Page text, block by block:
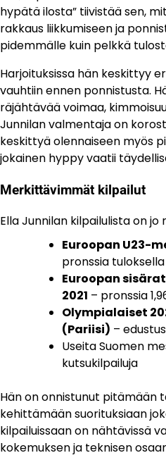
hypätä ilosta” tiivistää sen,
rakkaus liikkumiseen ja
pidemmälle kuin pelkkä
Harjoituksissa hän keskittyy
vauhtiin ennen ponnistusta.
räjähtävää voimaa,
Junnilan valmentaja on
keskittyä olennaiseen myös
jokainen hyppy vaatii
Merkittävimmät kilpailut
Ella Junnilan kilpailulista on
Euroopan U23-
pronssia tuloksella
Euroopan
2021 – pronssia
Olympialaiset
(Pariisi) –
Useita Suomen
kutsukilpailuja
Hän on onnistunut pitämään
kehittämään suorituksiaan
kilpailuissaan on nähtävissä
kokemuksen ja teknisen